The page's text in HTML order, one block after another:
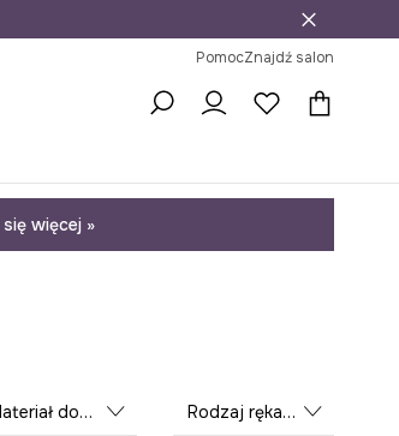
PomocZnajdź salon
więcej »
dominujący Rodzaj rękawiczek